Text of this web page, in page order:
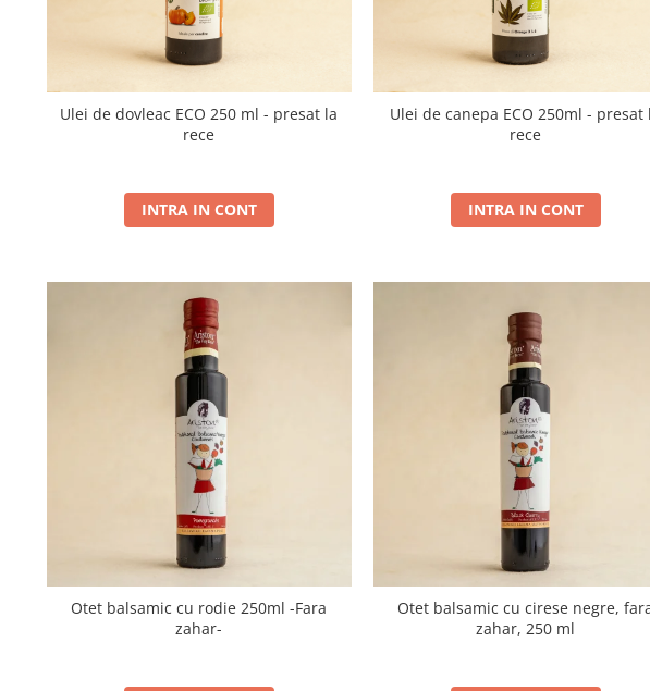
Ulei de dovleac ECO 250 ml - presat la
rece
INTRA IN CONT
Ulei de canepa ECO 250ml - presat
rece
INTRA IN CONT
Otet balsamic cu rodie 250ml -Fara
zahar-
Otet balsamic cu cirese negre,
zahar, 250 ml